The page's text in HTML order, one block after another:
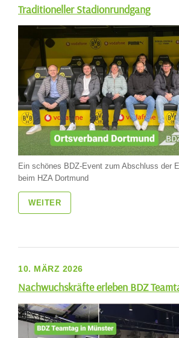
Traditioneller Stadionrundgang
Ein schönes BDZ-Event zum Abschluss der
beim HZA Dortmund
WEITER
10. MÄRZ 2026
Nachwuchskräfte erleben BDZ